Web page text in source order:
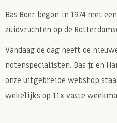
Bas Boer begon in 1974 met
zuidvruchten op de
Vandaag de dag heeft de
notenspecialisten, Bas jr en
onze uitgebreide webshop
wekelijks op 11x vaste